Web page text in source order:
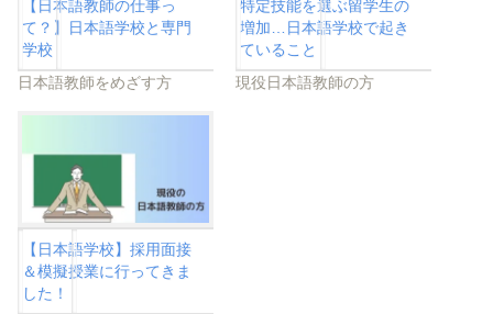
【日本語教師の仕事っ
て？】日本語学校と専門
学校
日本語教師をめざす方
特定技能を選ぶ留学生の
増加…日本語学校で起き
ていること
現役日本語教師の方
【日本語学校】採用面接
＆模擬授業に行ってきま
した！